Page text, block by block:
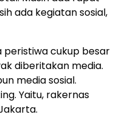
ada kegiatan sosial,
peristiwa cukup besar
diberitakan media.
media sosial.
Yaitu, rakernas